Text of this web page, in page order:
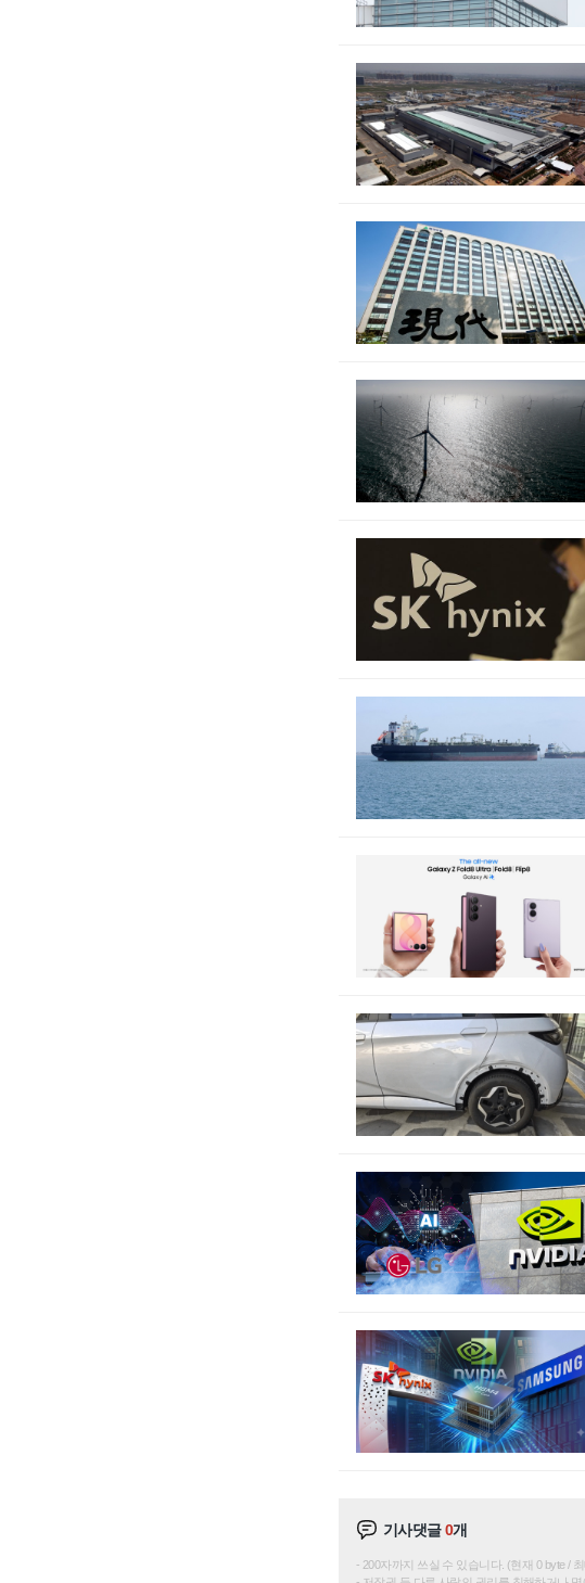
기사댓글0개
200자까지 쓰실 수 있습니다. (현재 0 byte /